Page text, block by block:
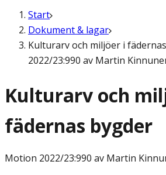
Start
Dokument & lagar
Kulturarv och miljöer i
2022/23:990 av Martin
Kulturarv och
fädernas bygder
Motion 2022/23:990 av Martin